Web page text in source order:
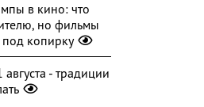
в кино: что
но фильмы
копирку
- традиции